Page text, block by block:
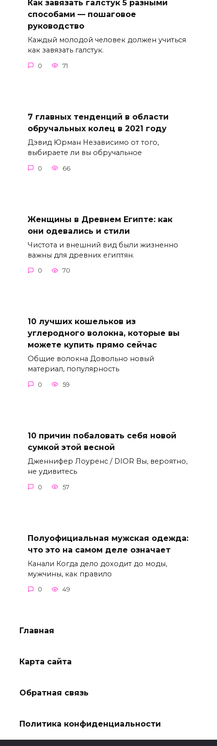
Как завязать галстук 5 разными
способами — пошаговое
руководство
Каждый молодой человек должен учиться
как завязать галстук.
0 71
7 главных тенденций в области
обручальных колец в 2021 году
Дэвид Юрман Независимо от того,
выбираете ли вы обручальное
0 66
Женщины в Древнем Египте: как
они одевались и стили
Чистота и внешний вид были жизненно
важны для древних египтян.
0 70
10 лучших кошельков из
углеродного волокна, которые вы
можете купить прямо сейчас
Общие волокна Довольно новый
материал, популярность
0 59
10 причин побаловать себя новой
сумкой этой весной
Дженнифер Лоуренс / DIOR Вы, вероятно,
не удивитесь
0 57
Полуофициальная мужская одежда:
что это на самом деле означает
Канали Когда дело доходит до моды,
мужчины, как правило
0 49
Главная
Карта сайта
Обратная связь
Политика конфиденциальности